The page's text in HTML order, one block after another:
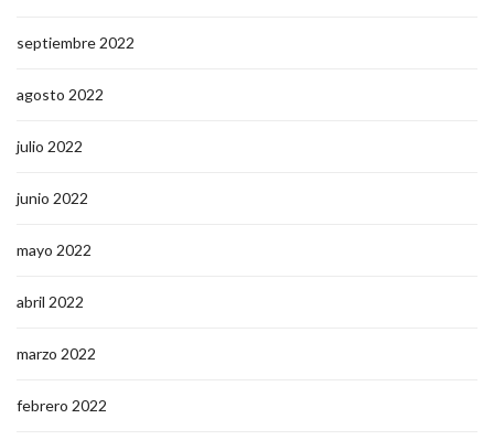
septiembre 2022
agosto 2022
julio 2022
junio 2022
mayo 2022
abril 2022
marzo 2022
febrero 2022